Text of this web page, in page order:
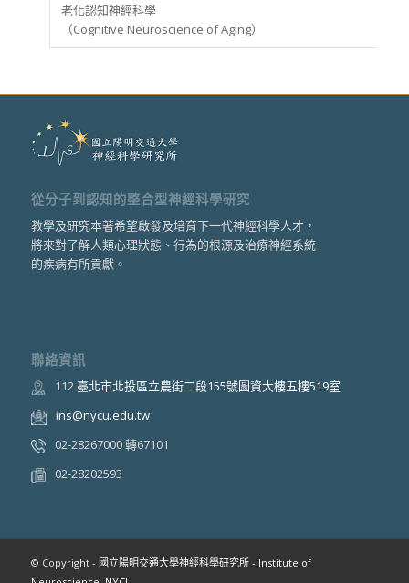
老化認知神經科學
（Cognitive Neuroscience of Aging）
從分子到認知的整合型神經科學研究
教學及研究本著希望啟發及培育下一代神經科學人才，
將來對了解人類心理狀態、行為的根源及治療神經系統
的疾病有所貢獻。
聯絡資訊
112臺北市北投區立農街二段155號圖資大樓五樓519室
ins@nycu.edu.tw
02-28267000 轉67101
02-28202593
© Copyright - 國立陽明交通大學神經科學研究所 - Institute of